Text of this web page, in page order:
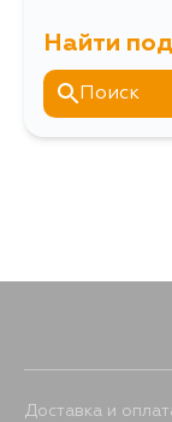
Найти
Поиск
Доставка и